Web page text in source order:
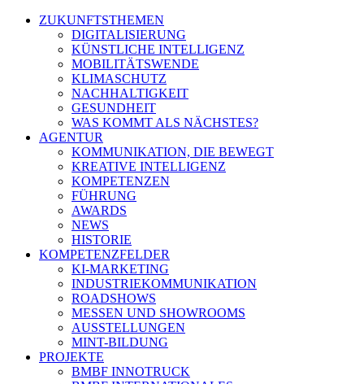
ZUKUNFTSTHEMEN
DIGITALISIERUNG
KÜNSTLICHE INTELLIGENZ
MOBILITÄTSWENDE
KLIMASCHUTZ
NACHHALTIGKEIT
GESUNDHEIT
WAS KOMMT ALS NÄCHSTES?
AGENTUR
KOMMUNIKATION, DIE BEWEGT
KREATIVE INTELLIGENZ
KOMPETENZEN
FÜHRUNG
AWARDS
NEWS
HISTORIE
KOMPETENZFELDER
KI-MARKETING
INDUSTRIEKOMMUNIKATION
ROADSHOWS
MESSEN UND SHOWROOMS
AUSSTELLUNGEN
MINT-BILDUNG
PROJEKTE
BMBF INNOTRUCK